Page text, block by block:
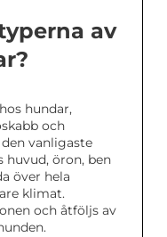
av
hundar,
och
vanligaste
huvud, öron, ben
över hela
klimat.
och åtföljs av